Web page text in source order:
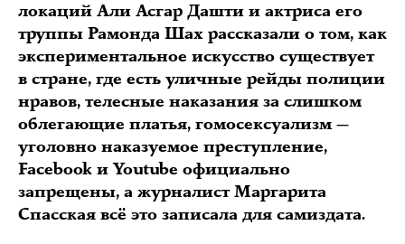
локаций Али Асгар Дашти и актриса его
труппы Рамонда Шах рассказали о том, как
экспериментальное искусство существует
в стране, где есть уличные рейды полиции
нравов, телесные наказания за слишком
облегающие платья, гомосексуализм —
уголовно наказуемое преступление,
Facebook и Youtube официально
запрещены, а журналист Маргарита
Спасская всё это записала для самиздата.